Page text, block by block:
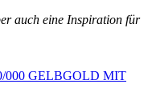
auch eine Inspiration für
000 GELBGOLD MIT